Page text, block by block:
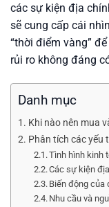
các sự kiện địa
sẽ cung cấp cái
“thời điểm vàng”
rủi ro không đáng
Danh mục
Khi nào nên mua
Phân tích các yếu
Tình hình kinh
Các sự kiện
Biến động của
Nhu cầu và